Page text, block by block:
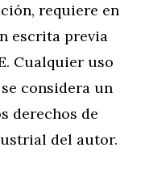
requiere en
escrita previa
Cualquier uso
considera un
derechos de
del autor.